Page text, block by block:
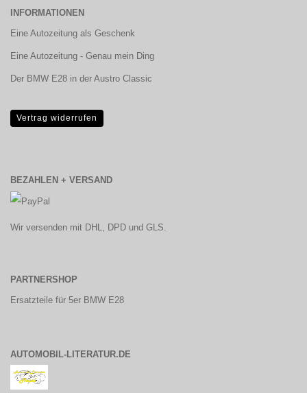
INFORMATIONEN
Eine Autozeitung als Geschenk
Eine Autozeitung - Genau mein Ding
Der BMW E28 in der Austro Classic
Vertrag widerrufen
BEZAHLEN + VERSAND
Wir versenden mit DHL, DPD und GLS.
PARTNERSHOP
Ersatzteile für 5er BMW E28
AUTOMOBIL-LITERATUR.DE